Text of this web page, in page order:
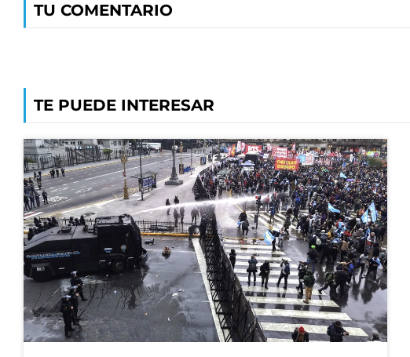
TU COMENTARIO
TE PUEDE INTERESAR